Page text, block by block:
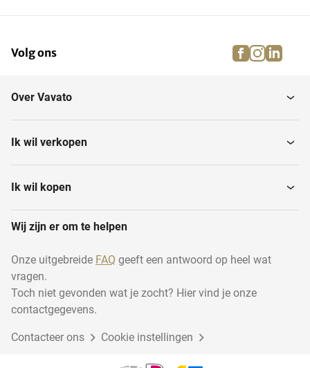
Noodverlichting Spots
Vloerlampen
Schakelaars en dimmers
Volg ons facebook
Over Vavato
Ik wil verkopen
Ik wil kopen
Wij zijn er om te helpen
Onze uitgebreide FAQ geeft een antwoord op heel wat
vragen.
Toch niet gevonden wat je zocht? Hier vind je onze
contactgegevens.
Contacteer ons Cookie instellingen